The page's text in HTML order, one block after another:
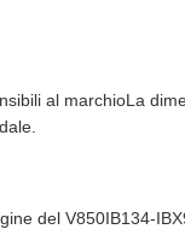
al marchioLa
del V850IB134-